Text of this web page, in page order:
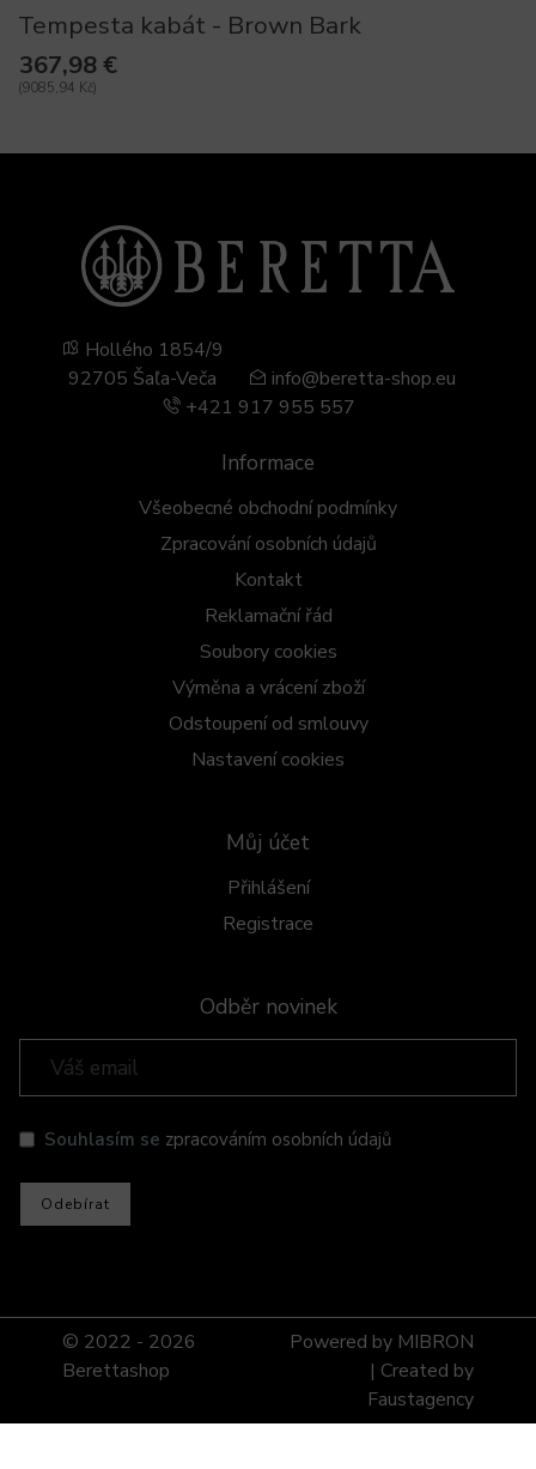
Tempesta kabát - Brown Bark
367,98 €
(9085,94 Kč)
Odběr novinek
Souhlasím se zpracováním osobních údajů
Odebírat
Informace
Všeobecné obchodní podmínky
Zpracování osobních údajů
Kontakt
Reklamační řád
Soubory cookies
Výměna a vrácení zboží
Odstoupení od smlouvy
Nastavení cookies
Můj účet
Přihlášení
Registrace
Hollého 1854/9
92705 Šaľa-Veča
info@beretta-shop.eu
+421 917 955 557
© 2022 - 2026
Berettashop
Powered by MIBRON
| Created by
Faustagency